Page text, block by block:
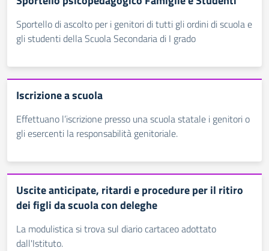
Sportello di ascolto per i genitori di tutti gli ordini di scuola e
gli studenti della Scuola Secondaria di I grado
Iscrizione a scuola
Effettuano l’iscrizione presso una scuola statale i genitori o
gli esercenti la responsabilità genitoriale.
Uscite anticipate, ritardi e procedure per il ritiro
dei figli da scuola con deleghe
La modulistica si trova sul diario cartaceo adottato
dall'Istituto.